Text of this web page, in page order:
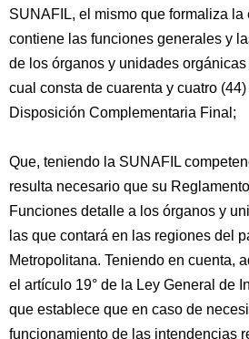
SUNAFIL, el mismo que formaliza la
contiene las funciones generales y
de los órganos y unidades
cual consta de cuarenta y cuatro
Disposición Complementaria Final;
Que, teniendo la SUNAFIL
resulta necesario que su
Funciones detalle a los órganos y
las que contará en las regiones del
Metropolitana. Teniendo en cuenta,
el artículo 19° de la Ley General de
que establece que en caso de
funcionamiento de las intendencias